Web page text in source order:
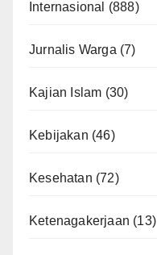
Internasional (888)
Jurnalis Warga (7)
Kajian Islam (30)
Kebijakan (46)
Kesehatan (72)
Ketenagakerjaan (13)